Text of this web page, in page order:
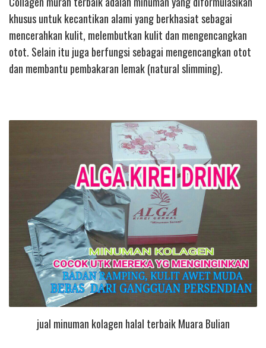
khusus untuk kecantikan alami yang berkhasiat sebagai
mencerahkan kulit, melembutkan kulit dan mengencangkan
otot. Selain itu juga berfungsi sebagai mengencangkan otot
dan membantu pembakaran lemak (natural slimming).
jual minuman kolagen halal terbaik Muara Bulian